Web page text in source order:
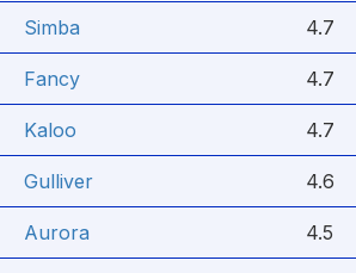
Simba 4.7
Fancy 4.7
Kaloo 4.7
Gulliver 4.6
Aurora 4.5